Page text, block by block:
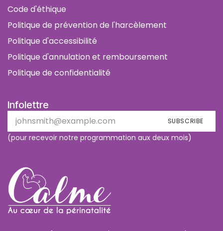
Code d'éthique
Politique de prévention de l'harcèlement
Politique d'accessibilité
Politique d'annulation et remboursement
Politique de confidentialité
Infolettre
SUBSCRIBE
(pour recevoir notre programmation aux deux mois)